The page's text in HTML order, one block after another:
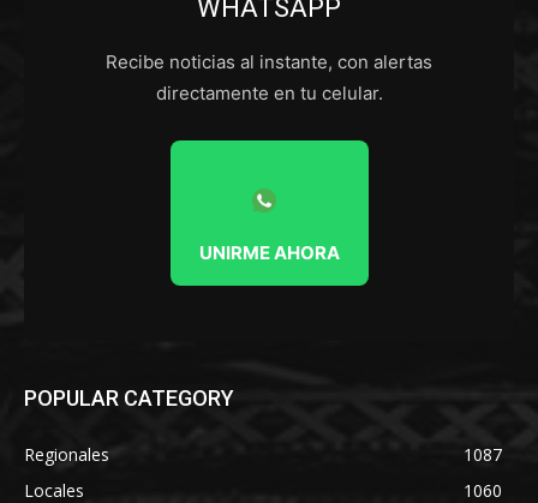
WHATSAPP
Recibe noticias al instante, con alertas
directamente en tu celular.
UNIRME AHORA
POPULAR CATEGORY
Regionales
1087
Locales
1060